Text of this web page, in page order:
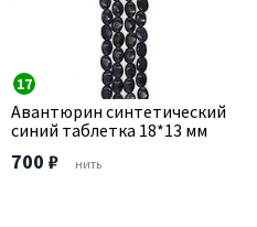
17
Авантюрин синтетический
синий таблетка 18*13 мм
700 ₽ нить